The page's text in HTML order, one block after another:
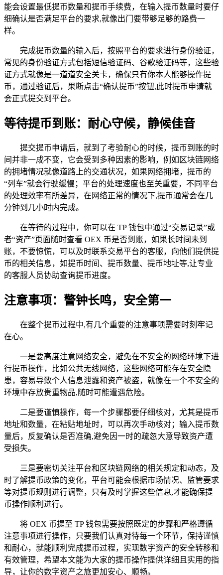
能会设置最低提币数量和提币手续费，在输入提币数量时要仔
细确认是否满足平台的要求,就像出门要带够足够的路费一
样。
完成提币数量的输入后，按照平台的要求进行身份验证，
常见的身份验证方式包括短信验证码、谷歌验证码等，这些验
证方式就像是一道道安全关卡，确保只有你本人能够操作提
币，通过验证后，果断点击“确认提币”按钮,此时提币申请就
会正式提交到平台。
等待提币到账：耐心守候，静候佳音
提交提币申请后，就到了考验耐心的时候，提币到账的时
间并非一成不变，它会受到多种因素的影响，例如区块链网络
的拥堵情况就像道路上的交通状况，如果网络拥堵，提币的
“列车”就会行驶缓慢；平台的处理速度也至关重要，不同平台
的处理效率有所差异，在网络正常的情况下,提币通常会在几
分钟到几小时内完成。
在等待的过程中，你可以在 TP 钱包中通过“交易记录”或
者“资产”页面随时查看 OEX 币是否到账，如果长时间未到
账，不要惊慌，可以及时联系交易平台的客服，向他们提供提
币的相关信息，如提币时间、提币数量、提币地址等,让专业
的客服人员协助查询提币进度。
注意事项：警钟长鸣，安全第一
在整个提币过程中,有几个重要的注意事项需要时刻牢记
在心。
一是要高度注意网络安全，避免在不安全的网络环境下进
行提币操作，比如公共无线网络，这些网络可能存在安全隐
患，容易导致个人信息泄露和资产被盗，就像在一个不安全的
环境中存放贵重物品,随时可能遭遇危险。
二是要谨慎操作，每一个步骤都要仔细核对，尤其是提币
地址和数量，在粘贴地址时，可以再次手动核对；输入提币数
量后，反复确认是否准确,避免因一时的疏忽大意导致资产遭
受损失。
三是要密切关注平台和区块链网络的相关规定和动态，及
时了解提币政策的变化，平台可能会根据市场情况、监管要求
等对提币规则进行调整，只有及时掌握这些信息,才能确保提
币操作顺利进行。
将 OEX 币提至 TP 钱包需要按照既定的步骤和严格遵循
注意事项进行操作，只要我们认真对待每一个环节，保持谨慎
和耐心，就能顺利完成提币过程，实现数字资产的安全转移和
有效管理，希望本文能为大家的提币操作提供详细且实用的指
导，让你的数字资产之旅更加安心、顺畅。